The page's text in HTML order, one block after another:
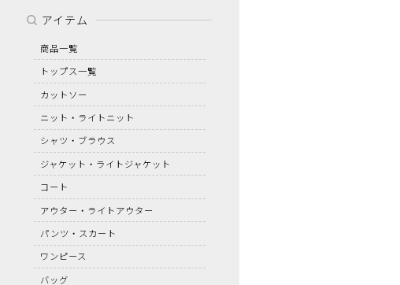
アイテム
商品一覧
トップス一覧
カットソー
ニット・ライトニット
シャツ・ブラウス
ジャケット・ライトジャケット
コート
アウター・ライトアウター
パンツ・スカート
ワンピース
バッグ